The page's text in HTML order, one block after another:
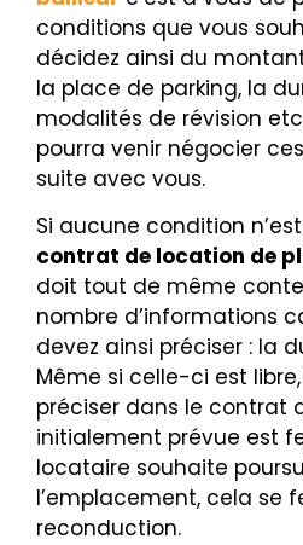
conditions que vous
décidez ainsi du
la place de parking, la
modalités de révision
pourra venir négocier
suite avec vous.
Si aucune condition
contrat de location de
doit tout de même
nombre d’informations
devez ainsi préciser : la
Même si celle-ci est
préciser dans le contrat
initialement prévue est
locataire souhaite
l’emplacement, cela se
reconduction.